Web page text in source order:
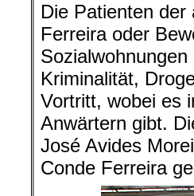
Die Patienten der
Ferreira oder
Kriminalität,
Vortritt, wobei es
Anwärtern gibt.
José Avides
Conde Ferreira